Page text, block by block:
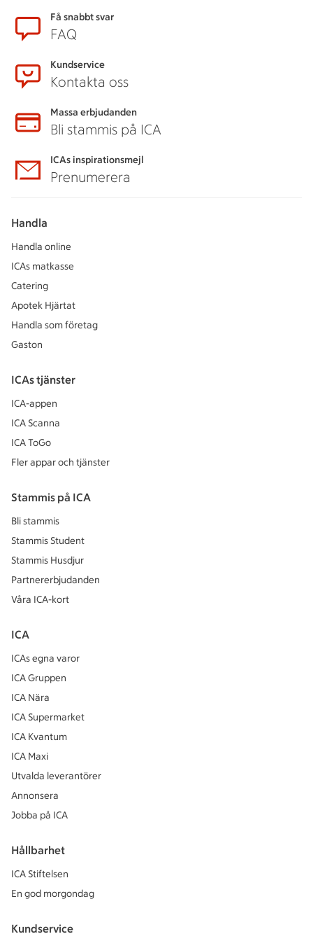
Få snabbt svar
FAQ
Kundservice
Kontakta oss
Massa erbjudanden
Bli stammis på ICA
ICAs inspirationsmejl
Prenumerera
Handla
Handla online
ICAs matkasse
Catering
Apotek Hjärtat
Handla som företag
Gaston
ICAs tjänster
ICA-appen
ICA Scanna
ICA ToGo
Fler appar och tjänster
Stammis på ICA
Bli stammis
Stammis Student
Stammis Husdjur
Partnererbjudanden
Våra ICA-kort
ICA
ICAs egna varor
ICA Gruppen
ICA Nära
ICA Supermarket
ICA Kvantum
ICA Maxi
Utvalda leverantörer
Annonsera
Jobba på ICA
Hållbarhet
ICA Stiftelsen
En god morgondag
Kundservice